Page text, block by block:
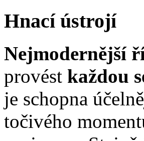
Hnací ústrojí
Nejmodernější
provést každou
je schopna
točivého